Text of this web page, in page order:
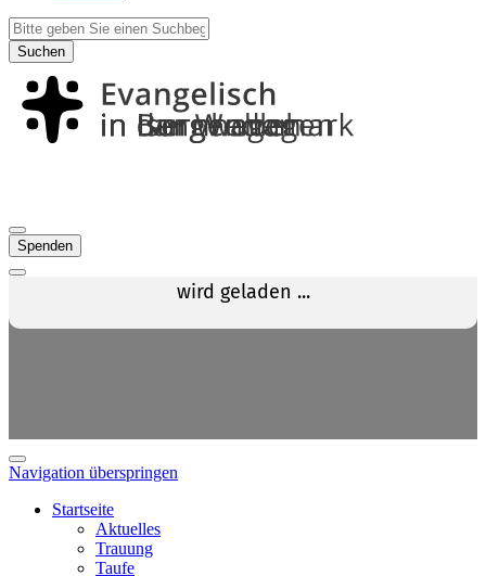
Suchen
Spenden
Navigation überspringen
Startseite
Aktuelles
Trauung
Taufe